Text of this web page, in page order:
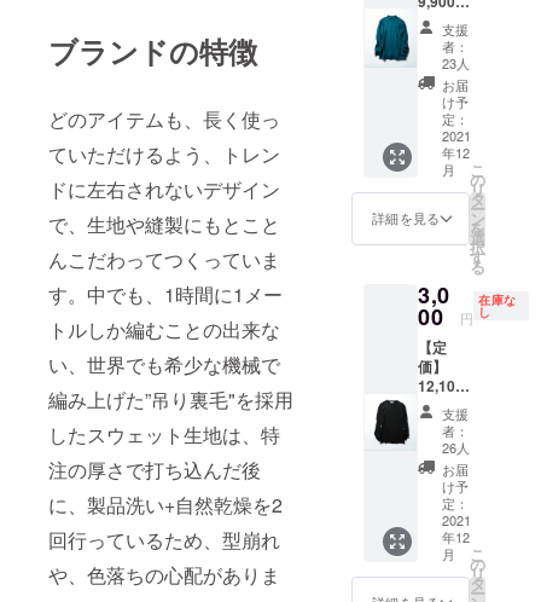
ブランドの特徴
どのアイテムも、長く使っ
ていただけるよう、トレン
ドに左右されないデザイン
で、生地や縫製にもとこと
んこだわってつくっていま
す。中でも、1時間に1メー
トルしか編むことの出来な
い、世界でも希少な機械で
編み上げた”吊り裏毛"を採用
したスウェット生地は、特
注の厚さで打ち込んだ後
に、製品洗い+自然乾燥を2
回行っているため、型崩れ
や、色落ちの心配がありま
ら、各シー
ズン少量し
かつくるこ
とができま
重量感のあ
るスウェッ
トをお探し
でしたら気
ただけると
思います。
他にも、日
本の伝統技
法である"刺
し子織り"で
織り上げた
ジョガーパ
ンツもおす
すめです。
よろしけれ
ば、オンラ
収に当
てさせ
て頂き
たいと
考えて
いま
す。
IN
JAPAN
・モデ
ル身長
M181c
ウター
に埋も
れな
い、上
質なイ
という
思いか
ら生ま
れたア
イテ
ム。本
物志向
の人の
ための
一枚を
目指
し、着
心地が
よく、
美しい
光沢を
（税
込）
【アイ
テム説
明】 ・
サイズ
M：着
丈:70c
m 肩
巾:46c
m 身
巾:52c
m 袖
m ・素
材 ウー
ル100%
・生産
国
MADE
IN
JAPAN
・モデ
ル身長
M181c
ウター
に埋も
れな
い、上
支援
者：
23人
お届
け予
定：
2021
年12
月
詳細を見る
こ
の
リ
タ
ー
ン
を
選
択
す
る
3,0
00 円
在庫な
し
【定
価】
12,100
（税
込） ・
サイズ
M~L：
丈:69c
m 肩
巾:42c
m 身
巾:50.5
支援
者：
26人
お届
け予
定：
2021
年12
月
こ
の
リ
タ
ー